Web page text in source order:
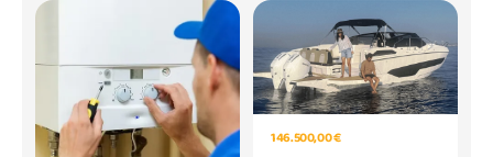
146.500,00 €